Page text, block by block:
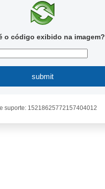
o código exibido na imagem?
submit
suporte: 15218625772157404012